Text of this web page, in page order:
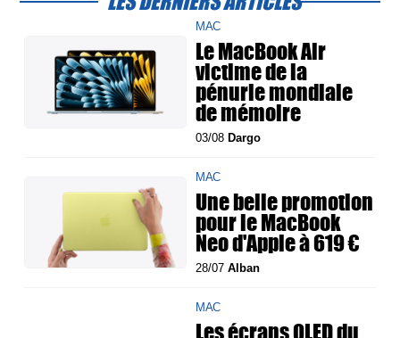
MAC
Le MacBook Air
victime de la
pénurie mondiale
de mémoire
03/08 Dargo
MAC
Une belle promotion
pour le MacBook
Neo d'Apple à 619 €
28/07Alban
MAC